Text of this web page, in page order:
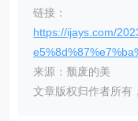
链接：
https://ijays.com/
来源：颓废的美
文章版权归作者所有